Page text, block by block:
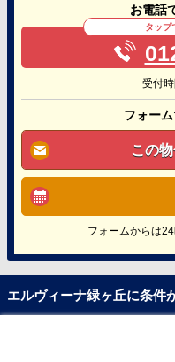
お電話
タップ
受付
フォー
この
フォームからは
エルヴィーナ緑ヶ丘に条件